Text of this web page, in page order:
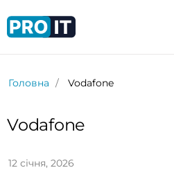
Головна Vodafone
Vodafone
12 січня, 2026